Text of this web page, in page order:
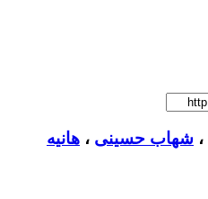
، شهاب حسینی ، هانیه